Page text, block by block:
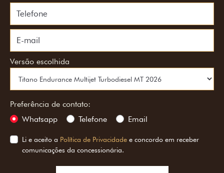
Versão escolhida
Preferência de contato:
Whatsapp
Telefone Email
Li e aceito a Política de Privacidade e concordo em receber
comunicações da concessionária.